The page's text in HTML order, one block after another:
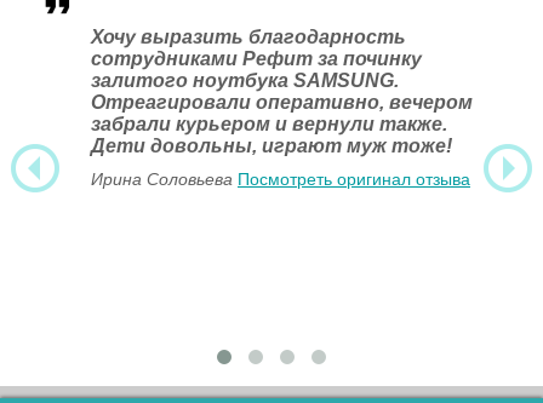
Хочу выразить благодарность
сотрудниками Рефит за починку
залитого ноутбука SAMSUNG.
Отреагировали оперативно, вечером
забрали курьером и вернули также.
Дети довольны, играют муж тоже!
Ирина Соловьева Посмотреть оригинал отзыва